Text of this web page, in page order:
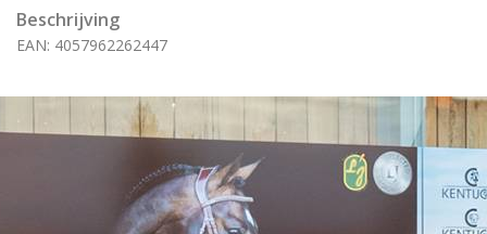
Beschrijving
EAN: 4057962262447